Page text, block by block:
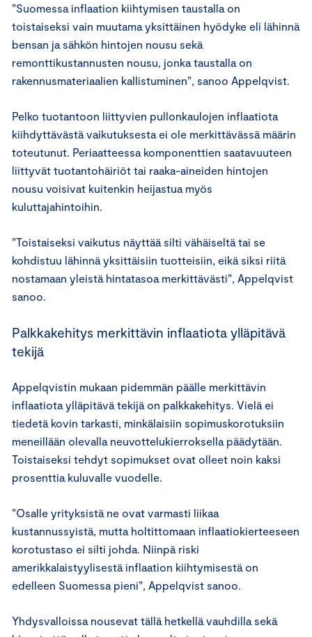
”Suomessa inflaation kiihtymisen taustalla on
toistaiseksi vain muutama yksittäinen hyödyke eli lähinnä
bensan ja sähkön hintojen nousu sekä
remonttikustannusten nousu, jonka taustalla on
rakennusmateriaalien kallistuminen”, sanoo Appelqvist.
Pelko tuotantoon liittyvien pullonkaulojen inflaatiota
kiihdyttävästä vaikutuksesta ei ole merkittävässä määrin
toteutunut. Periaatteessa komponenttien saatavuuteen
liittyvät tuotantohäiriöt tai raaka-aineiden hintojen
nousu voisivat kuitenkin heijastua myös
kuluttajahintoihin.
”Toistaiseksi vaikutus näyttää silti vähäiseltä tai se
kohdistuu lähinnä yksittäisiin tuotteisiin, eikä siksi riitä
nostamaan yleistä hintatasoa merkittävästi”, Appelqvist
sanoo.
Palkkakehitys merkittävin inflaatiota ylläpitävä
tekijä
Appelqvistin mukaan pidemmän päälle merkittävin
inflaatiota ylläpitävä tekijä on palkkakehitys. Vielä ei
tiedetä kovin tarkasti, minkälaisiin sopimuskorotuksiin
meneillään olevalla neuvottelukierroksella päädytään.
Toistaiseksi tehdyt sopimukset ovat olleet noin kaksi
prosenttia kuluvalle vuodelle.
”Osalle yrityksistä ne ovat varmasti liikaa
kustannussyistä, mutta holtittomaan inflaatiokierteeseen
korotustaso ei silti johda. Niinpä riski
amerikkalaistyylisestä inflaation kiihtymisestä on
edelleen Suomessa pieni”, Appelqvist sanoo.
Yhdysvalloissa nousevat tällä hetkellä vauhdilla sekä